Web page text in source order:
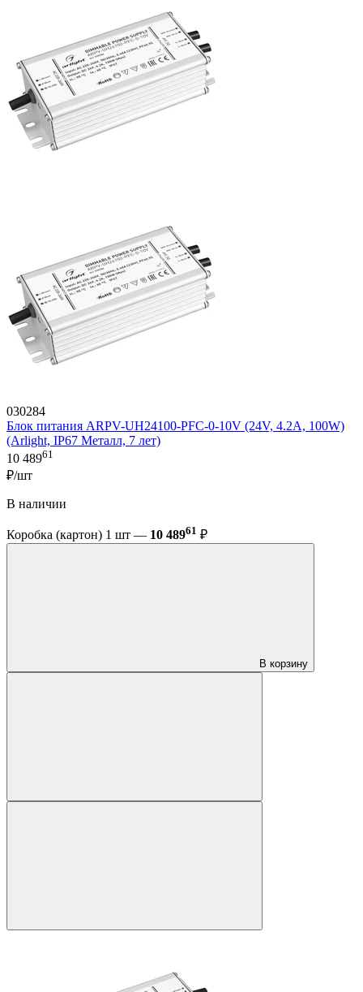
030284
Блок питания ARPV-UH24100-PFC-0-10V (24V, 4.2A, 100W)
(Arlight, IP67 Металл, 7 лет)
10 48961
₽/шт
В наличии
Коробка (картон) 1 шт — 10 48961 ₽
В корзину